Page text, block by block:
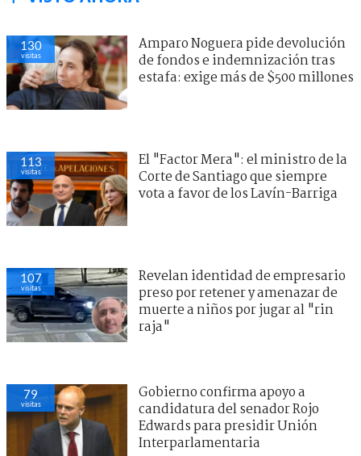
130
visitas
Amparo Noguera pide devolución
de fondos e indemnización tras
estafa: exige más de $500 millones
113
visitas
El "Factor Mera": el ministro de la
Corte de Santiago que siempre
vota a favor de los Lavín-Barriga
107
visitas
Revelan identidad de empresario
preso por retener y amenazar de
muerte a niños por jugar al "rin
raja"
79
visitas
Gobierno confirma apoyo a
candidatura del senador Rojo
Edwards para presidir Unión
Interparlamentaria